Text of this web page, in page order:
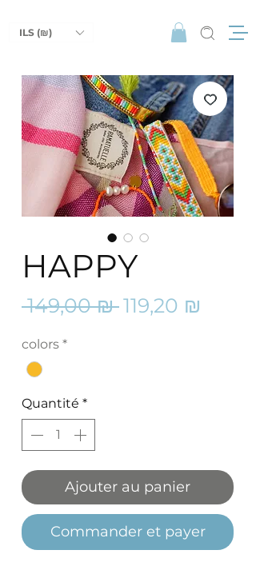
ILS (₪)
HAPPY
149,00 ₪ Prix
119,20 ₪
colors *
Quantité *
Ajouter au panier
Commander et payer